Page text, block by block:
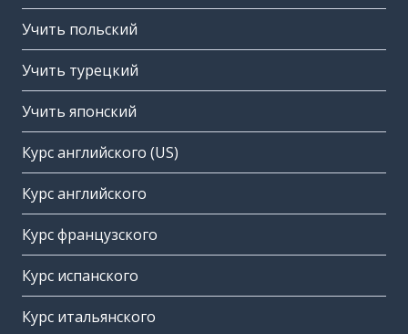
Учить польский
Учить турецкий
Учить японский
Курс английского (US)
Курс английского
Курс французского
Курс испанского
Курс итальянского